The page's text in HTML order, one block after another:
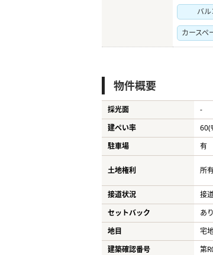
バ
カースペ
物件概要
採光面 -
建ぺい率
駐車場
有
土地権利 所
接道状況 接
セットバック
あり
地目
宅
建築確認番号
第